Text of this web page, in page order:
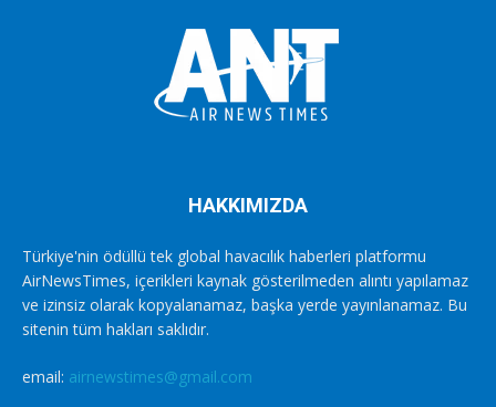
HAKKIMIZDA
Türkiye'nin ödüllü tek global havacılık haberleri platformu
AirNewsTimes, içerikleri kaynak gösterilmeden alıntı yapılamaz
ve izinsiz olarak kopyalanamaz, başka yerde yayınlanamaz. Bu
sitenin tüm hakları saklıdır.
email: airnewstimes@gmail.com